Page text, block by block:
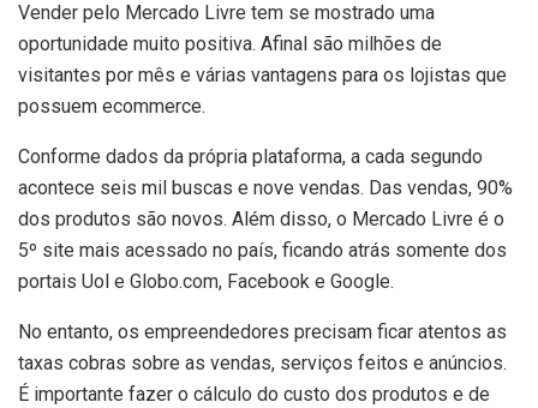
Vender pelo Mercado Livre tem se mostrado uma
oportunidade muito positiva. Afinal são milhões de
visitantes por mês e várias vantagens para os lojistas que
possuem ecommerce.
Conforme dados da própria plataforma, a cada segundo
acontece seis mil buscas e nove vendas. Das vendas, 90%
dos produtos são novos. Além disso, o Mercado Livre é o
5º site mais acessado no país, ficando atrás somente dos
portais Uol e Globo.com, Facebook e Google.
No entanto, os empreendedores precisam ficar atentos as
taxas cobras sobre as vendas, serviços feitos e anúncios.
É importante fazer o cálculo do custo dos produtos e de